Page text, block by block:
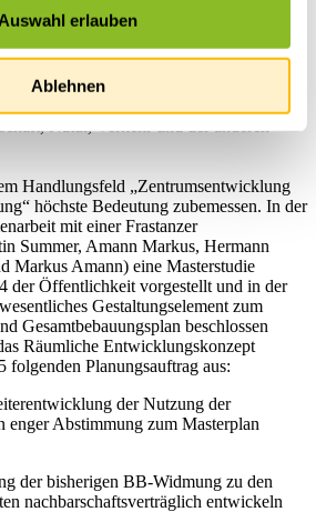
erlauben
Ablehnen
in der Marktgemeinde Frastanz ein
Entwicklungsprozess gestartet. Unter
wurden insgesamt zehn
In diversen Arbeitsgruppen wurde
beraten, wie man sich die Zukunft in den
Natur, Verkehr und der anderen
Handlungsfeld „Zentrumsentwicklung
höchste Bedeutung zubemessen. In der
mit einer Frastanzer
Summer, Amann Markus, Hermann
Markus Amann) eine Masterstudie
der Öffentlichkeit vorgestellt und in der
Gestaltungselement zum
Gesamtbebauungsplan beschlossen
Räumliche Entwicklungskonzept
folgenden Planungsauftrag aus:
der Nutzung der
enger Abstimmung zum Masterplan
der bisherigen BB-Widmung zu den
nachbarschaftsverträglich entwickeln